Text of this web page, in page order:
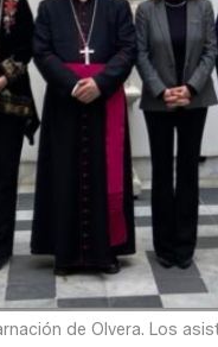
de Olvera. Los